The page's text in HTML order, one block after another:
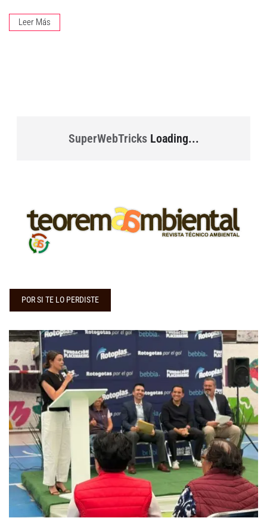
Leer Más
SuperWebTricksLoading...
POR SI TE LO PERDISTE